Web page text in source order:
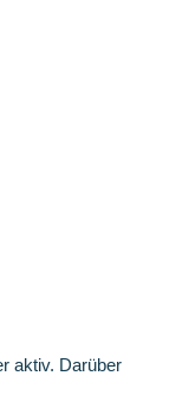
aktiv. Darüber